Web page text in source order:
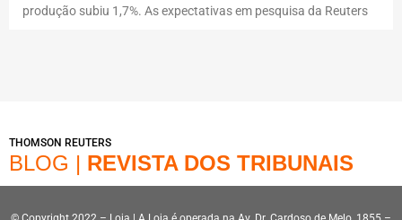
produção subiu 1,7%. As expectativas em pesquisa da Reuters
THOMSON REUTERS
BLOG | REVISTA DOS TRIBUNAIS